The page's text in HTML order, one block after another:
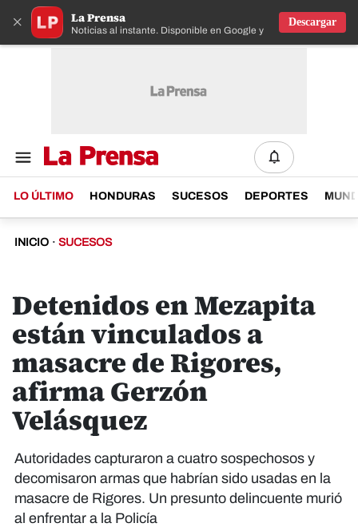
× La Prensa
Noticias al instante. Disponible en Google y IOS
Descargar
LO ÚLTIMO HONDURAS SUCESOS DEPORTES
INICIO · SUCESOS
Detenidos en Mezapita
están vinculados a
masacre de Rigores,
afirma Gerzón
Velásquez
Autoridades capturaron a cuatro sospechosos y
decomisaron armas que habrían sido usadas en la
masacre de Rigores. Un presunto delincuente murió
al enfrentar a la Policía